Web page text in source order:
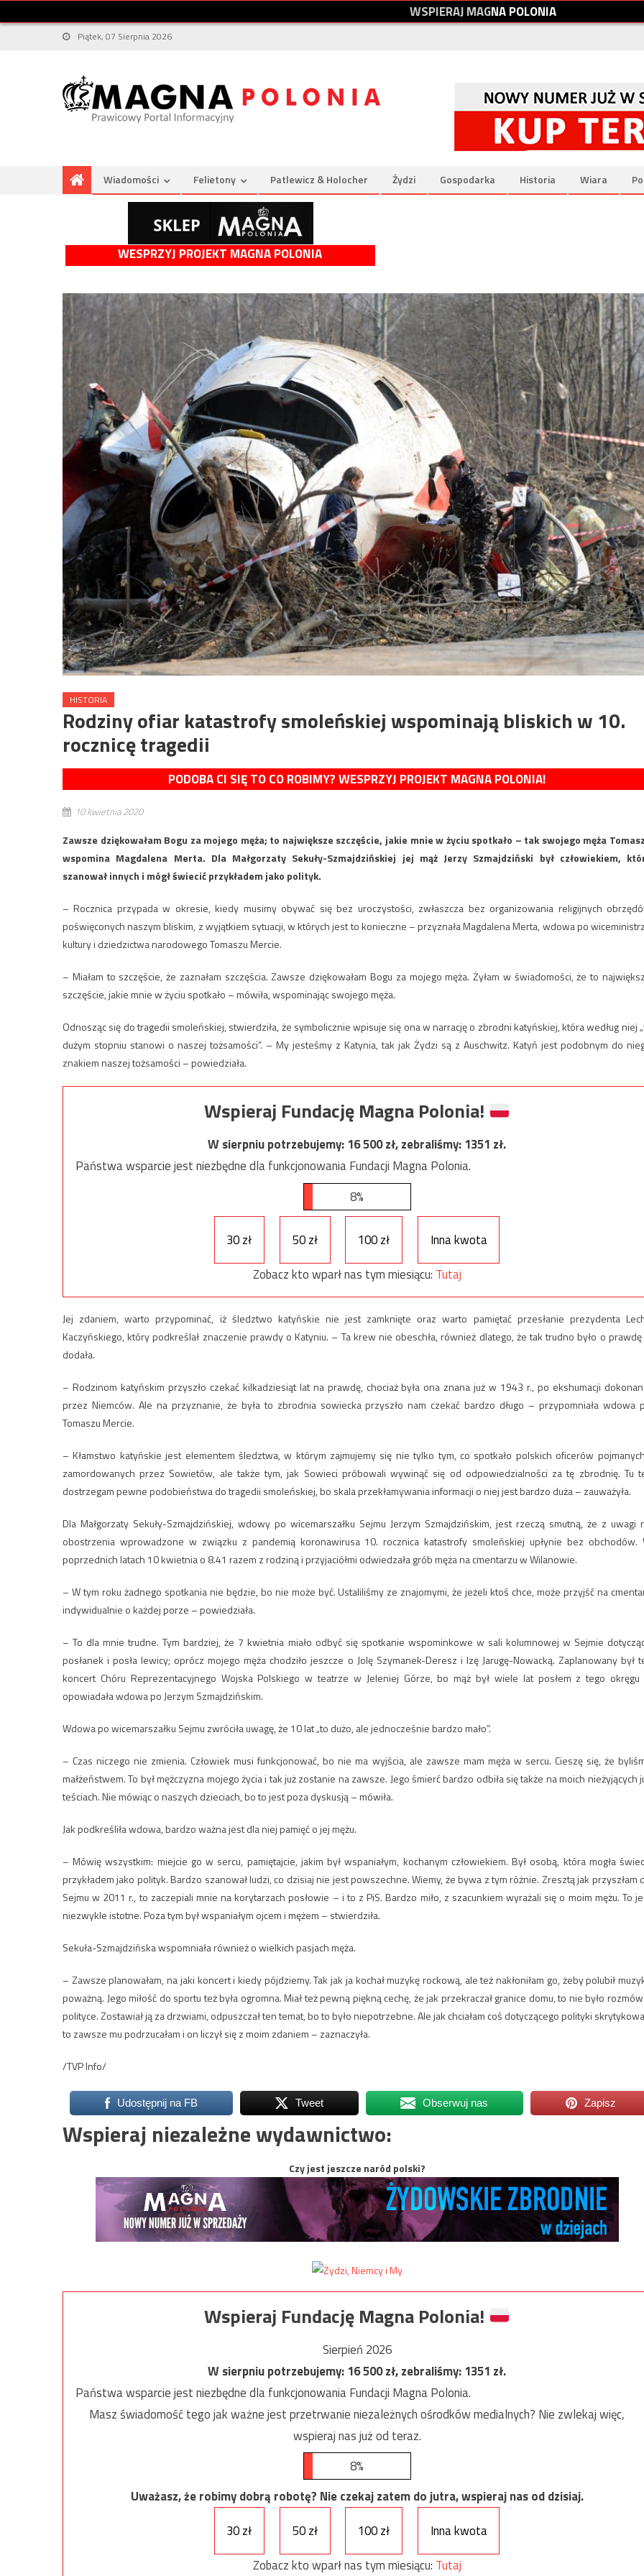
WSPIERAJMAGNAPOLONIA
Piątek, 07 Sierpnia 2026
Wiadomości Felietony Patlewicz & Holocher Żydzi Gospodarka Historia Wiara
WESPRZYJ PROJEKT MAGNA POLONIA
HISTORIA
Rodziny ofiar katastrofy smoleńskiej wspominają bliskich w 10.
rocznicę tragedii
PODOBA CI SIĘ TO CO ROBIMY? WESPRZYJ PROJEKT MAGNA POLONIA!
10 kwietnia 2020
Zawsze dziękowałam Bogu za mojego męża; to największe szczęście, jakie mnie w życiu spotkało – tak swojego męża
wspomina Magdalena Merta. Dla Małgorzaty Sekuły-Szmajdzińskiej jej mąż Jerzy Szmajdziński był człowiekiem,
szanował innych i mógł świecić przykładem jako polityk.
– Rocznica przypada w okresie, kiedy musimy obywać się bez uroczystości, zwłaszcza bez organizowania religijnych
poświęconych naszym bliskim, z wyjątkiem sytuacji, w których jest to konieczne – przyznała Magdalena Merta, wdowa po
kultury i dziedzictwa narodowego Tomaszu Mercie.
– Miałam to szczęście, że zaznałam szczęścia. Zawsze dziękowałam Bogu za mojego męża. Żyłam w świadomości, że to
szczęście, jakie mnie w życiu spotkało – mówiła, wspominając swojego męża.
Odnosząc się do tragedii smoleńskiej, stwierdziła, że symbolicznie wpisuje się ona w narrację o zbrodni katyńskiej, która według niej
dużym stopniu stanowi o naszej tożsamości”. – My jesteśmy z Katynia, tak jak Żydzi są z Auschwitz. Katyń jest podobnym do
znakiem naszej tożsamości – powiedziała.
Wspieraj Fundację Magna Polonia!
W sierpniu potrzebujemy:16 500zł, zebraliśmy:1351 zł.
Państwa wsparcie jest niezbędne dla funkcjonowania Fundacji Magna Polonia.
8%
30 zł 50 zł 100 zł
Inna kwota
Zobacz kto wparł nas tym miesiącu: Tutaj
Jej zdaniem, warto przypominać, iż śledztwo katyńskie nie jest zamknięte oraz warto pamiętać przesłanie prezydenta
Kaczyńskiego, który podkreślał znaczenie prawdy o Katyniu. – Ta krew nie obeschła, również dlatego, że tak trudno było o
dodała.
– Rodzinom katyńskim przyszło czekać kilkadziesiąt lat na prawdę, chociaż była ona znana już w 1943 r., po ekshumacji
przez Niemców. Ale na przyznanie, że była to zbrodnia sowiecka przyszło nam czekać bardzo długo – przypomniała wdowa
Tomaszu Mercie.
– Kłamstwo katyńskie jest elementem śledztwa, w którym zajmujemy się nie tylko tym, co spotkało polskich oficerów
zamordowanych przez Sowietów, ale także tym, jak Sowieci próbowali wywinąć się od odpowiedzialności za tę zbrodnię. Tu
dostrzegam pewne podobieństwa do tragedii smoleńskiej, bo skala przekłamywania informacji o niej jest bardzo duża – zauważyła.
Dla Małgorzaty Sekuły-Szmajdzińskiej, wdowy po wicemarszałku Sejmu Jerzym Szmajdzińskim, jest rzeczą smutną, że z uwagi
obostrzenia wprowadzone w związku z pandemią koronawirusa 10. rocznica katastrofy smoleńskiej upłynie bez obchodów.
poprzednich latach 10 kwietnia o 8.41 razem z rodziną i przyjaciółmi odwiedzała grób męża na cmentarzu w Wilanowie.
– W tym roku żadnego spotkania nie będzie, bo nie może być. Ustaliliśmy ze znajomymi, że jeżeli ktoś chce, może przyjść na
indywidualnie o każdej porze – powiedziała.
– To dla mnie trudne. Tym bardziej, że 7 kwietnia miało odbyć się spotkanie wspominkowe w sali kolumnowej w Sejmie
posłanek i posła lewicy; oprócz mojego męża chodziło jeszcze o Jolę Szymanek-Deresz i Izę Jarugę-Nowacką. Zaplanowany był
koncert Chóru Reprezentacyjnego Wojska Polskiego w teatrze w Jeleniej Górze, bo mąż był wiele lat posłem z tego
opowiadała wdowa po Jerzym Szmajdzińskim.
Wdowa po wicemarszałku Sejmu zwróciła uwagę, że 10 lat „to dużo, ale jednocześnie bardzo mało”.
– Czas niczego nie zmienia. Człowiek musi funkcjonować, bo nie ma wyjścia, ale zawsze mam męża w sercu. Cieszę się, że
małżeństwem. To był mężczyzna mojego życia i tak już zostanie na zawsze. Jego śmierć bardzo odbiła się także na moich nieżyjących
teściach. Nie mówiąc o naszych dzieciach, bo to jest poza dyskusją – mówiła.
Jak podkreśliła wdowa, bardzo ważna jest dla niej pamięć o jej mężu.
– Mówię wszystkim: miejcie go w sercu, pamiętajcie, jakim był wspaniałym, kochanym człowiekiem. Był osobą, która mogła
przykładem jako polityk. Bardzo szanował ludzi, co dzisiaj nie jest powszechne. Wiemy, że bywa z tym różnie. Zresztą jak przyszłam
Sejmu w 2011 r., to zaczepiali mnie na korytarzach posłowie – i to z PiS. Bardzo miło, z szacunkiem wyrażali się o moim mężu. To
niezwykle istotne. Poza tym był wspaniałym ojcem i mężem – stwierdziła.
Sekuła-Szmajdzińska wspomniała również o wielkich pasjach męża.
– Zawsze planowałam, na jaki koncert i kiedy pójdziemy. Tak jak ja kochał muzykę rockową, ale też nakłoniłam go, żeby polubił
poważną. Jego miłość do sportu też była ogromna. Miał też pewną piękną cechę, że jak przekraczał granice domu, to nie było
polityce. Zostawiał ją za drzwiami, odpuszczał ten temat, bo to było niepotrzebne. Ale jak chciałam coś dotyczącego polityki
to zawsze mu podrzucałam i on liczył się z moim zdaniem – zaznaczyła.
/TVP Info/
Udostępnij na FB Tweet Obserwuj nas Zapisz
Wspieraj niezależne wydawnictwo:
Czy jest jeszcze naród polski?
Wspieraj Fundację Magna Polonia!
Sierpień 2026
W sierpniu potrzebujemy:16 500zł, zebraliśmy:1351 zł.
Państwa wsparcie jest niezbędne dla funkcjonowania Fundacji Magna Polonia.
Masz świadomość tego jak ważne jest przetrwanie niezależnych ośrodków medialnych? Nie zwlekaj więc,
wspieraj nas już od teraz.
8%
Uważasz, że robimy dobrą robotę? Nie czekaj zatem do jutra, wspieraj nas od dzisiaj.
30 zł
50 zł 100 zł
Inna kwota
Zobacz kto wparł nas tym miesiącu: Tutaj